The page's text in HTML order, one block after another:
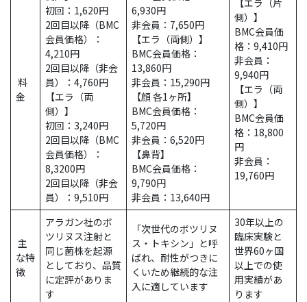
料
金
初回：1,620円
2回目以降（BMC
会員価格）：
4,210円
2回目以降（非会
員）：4,760円
【エラ（両
側）】
初回：3,240円
2回目以降（BMC
会員価格）：
8,3200円
2回目以降（非会
員）：9,510円
6,930円
非会員：7,650円
【エラ（両側）】
BMC会員価格：
13,860円
非会員：15,290円
【顔 各1ヶ所】
BMC会員価格：
5,720円
非会員：6,520円
【鼻背】
BMC会員価格：
9,790円
非会員：13,640円
側）】
BMC会員価
格：9,410円
非会員：
9,940円
【エラ（両
側）】
BMC会員価
格：18,800
円
非会員：
19,760円
主
な特
徴
アラガン社のボ
ツリヌス注射と
同じ菌株を起源
としており、品質
に定評がありま
す
「次世代のボツリヌ
ス・トキシン」と呼
ばれ、耐性がつきに
くいため継続的な注
入に適しています
30年以上の
臨床実験と
世界60ヶ国
以上での使
用実績があ
ります